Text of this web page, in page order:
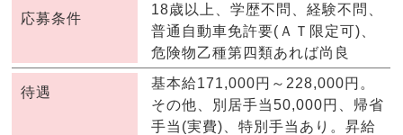
応募条件
18歳以上、学歴不問、経験不問、
普通自動車免許要(ＡＴ限定可)、
危険物乙種第四類あれば尚良
待遇
基本給171,000円～228,000円。
その他、別居手当50,000円、帰省
手当(実費)、特別手当あり。昇給